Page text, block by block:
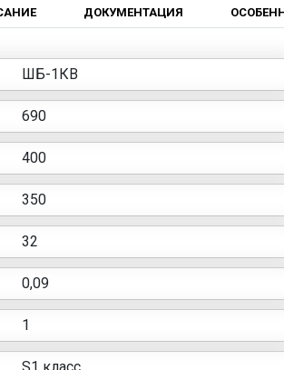
ДОКУМЕНТАЦИЯ
ШБ-1КВ
690
400
350
32
0,09
1
S1 класс